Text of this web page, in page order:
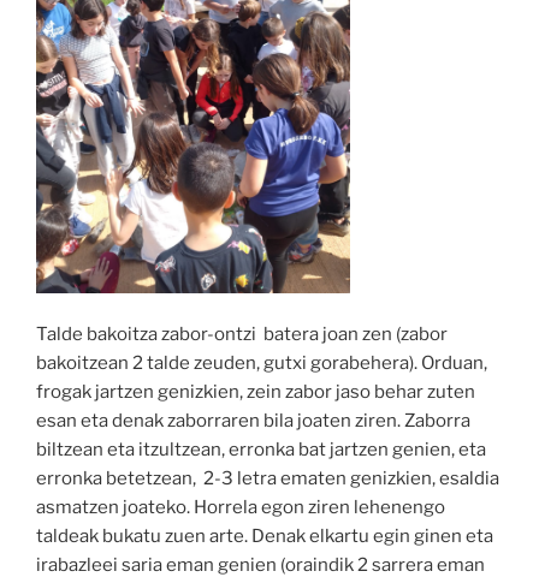
Talde bakoitza zabor-ontzi batera joan zen (zabor
bakoitzean 2 talde zeuden, gutxi gorabehera). Orduan,
frogak jartzen genizkien, zein zabor jaso behar zuten
esan eta denak zaborraren bila joaten ziren. Zaborra
biltzean eta itzultzean, erronka bat jartzen genien, eta
erronka betetzean, 2-3 letra ematen genizkien, esaldia
asmatzen joateko. Horrela egon ziren lehenengo
taldeak bukatu zuen arte. Denak elkartu egin ginen eta
irabazleei saria eman genien (oraindik 2 sarrera eman